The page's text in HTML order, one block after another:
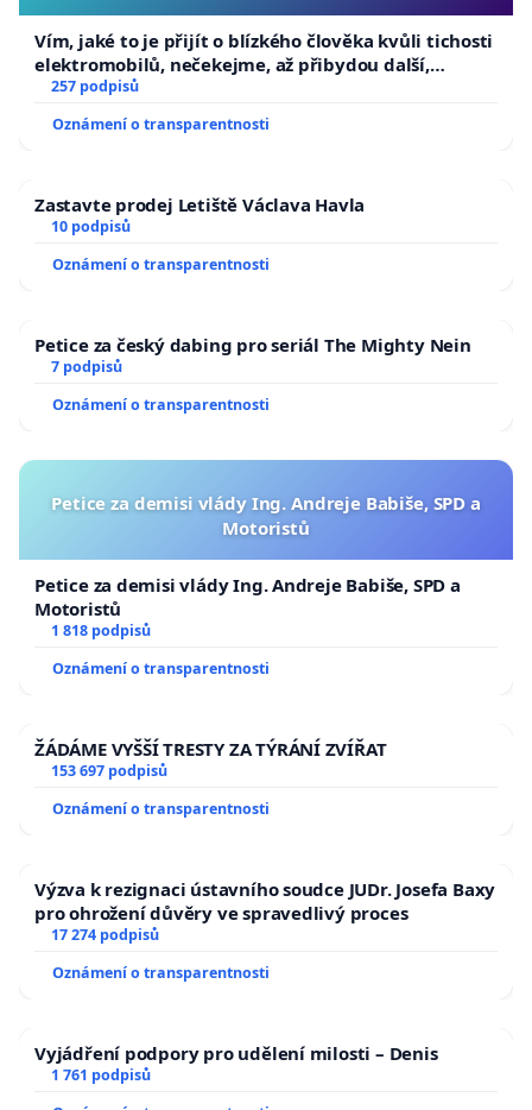
Vím, jaké to je přijít o blízkého člověka kvůli tichosti
elektromobilů, nečekejme, až přibydou další,
zaveďme slyšitelná auta!
257 podpisů
Oznámení o transparentnosti
Zastavte prodej Letiště Václava Havla
10 podpisů
Oznámení o transparentnosti
Petice za český dabing pro seriál The Mighty Nein
7 podpisů
Oznámení o transparentnosti
Petice za demisi vlády Ing. Andreje Babiše, SPD a
Motoristů
Petice za demisi vlády Ing. Andreje Babiše, SPD a
Motoristů
1 818 podpisů
Oznámení o transparentnosti
ŽÁDÁME VYŠŠÍ TRESTY ZA TÝRÁNÍ ZVÍŘAT
153 697 podpisů
Oznámení o transparentnosti
Výzva k rezignaci ústavního soudce JUDr. Josefa Baxy
pro ohrožení důvěry ve spravedlivý proces
17 274 podpisů
Oznámení o transparentnosti
Vyjádření podpory pro udělení milosti – Denis
1 761 podpisů